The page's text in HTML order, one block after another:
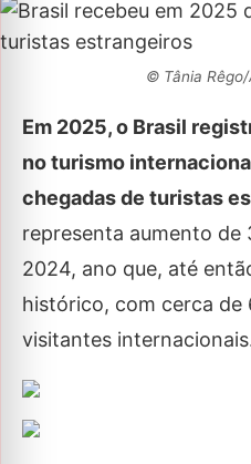
© Tânia
Em 2025, o Brasil
no turismo
chegadas de turistas
representa aumento de
2024, ano que, até
histórico, com cerca de
visitantes